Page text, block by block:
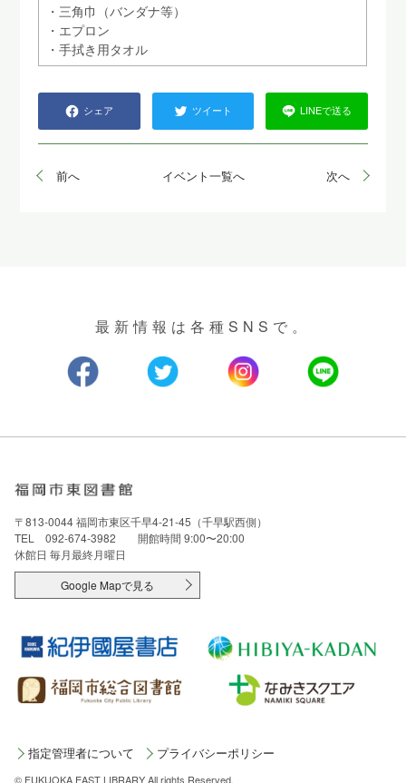
・三角巾（バンダナ等）
・エプロン
・手拭き用タオル
シェア ツイート LINEで送る
前へ イベント一覧へ 次へ
最新情報は各種SNSで。
〒813-0044 福岡市東区千早4-21-45（千早駅西側）
TEL 092-674-3982 開館時間 9:00〜20:00
休館日 毎月最終月曜日
Google Mapで見る
指定管理者について プライバシーポリシー
© FUKUOKA EAST LIBRARY All rights Reserved.